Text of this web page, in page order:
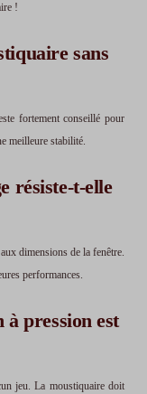
!
sans
fortement conseillé pour
meilleure stabilité.
résiste-t-elle
dimensions de la fenêtre.
performances.
pression est
jeu. La moustiquaire doit